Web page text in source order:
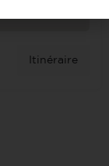
Itinéraire